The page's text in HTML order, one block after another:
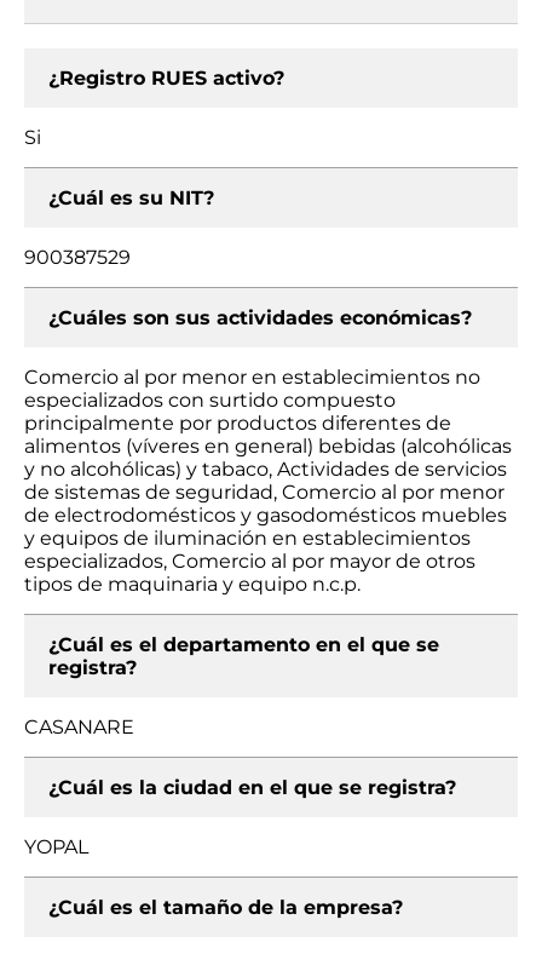
¿Registro RUES activo?
Si
¿Cuál es su NIT?
900387529
¿Cuáles son sus actividades económicas?
Comercio al por menor en establecimientos no
especializados con surtido compuesto
principalmente por productos diferentes de
alimentos (víveres en general) bebidas (alcohólicas
y no alcohólicas) y tabaco, Actividades de servicios
de sistemas de seguridad, Comercio al por menor
de electrodomésticos y gasodomésticos muebles
y equipos de iluminación en establecimientos
especializados, Comercio al por mayor de otros
tipos de maquinaria y equipo n.c.p.
¿Cuál es el departamento en el que se
registra?
CASANARE
¿Cuál es la ciudad en el que se registra?
YOPAL
¿Cuál es el tamaño de la empresa?